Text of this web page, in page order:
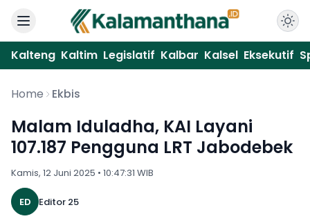
Kalteng Kaltim Legislatif Kalbar Kalsel Eksekutif
Home Ekbis
Malam Iduladha, KAI Layani
107.187 Pengguna LRT Jabodebek
Kamis, 12 Juni 2025 • 10:47:31 WIB
ED Editor 25